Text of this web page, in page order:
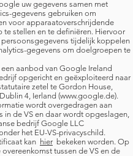
uw gegevens samen met
gegevens gebruiken om
voor apparaatoverschrijdende
te stellen en te definiëren. Hiervoor
tijdelijk koppelen
gegevens om doelgroepen te
aanbod van Google Ireland
opgericht en geëxploiteerd naar
zetel te Gordon House,
4, Ierland (www.google.de).
wordt overgedragen aan
in de VS en daar wordt opgeslagen,
bedrijf Google LLC
het EU-VS-privacyschild.
kan hier bekeken worden. Op
overeenkomst tussen de VS en de